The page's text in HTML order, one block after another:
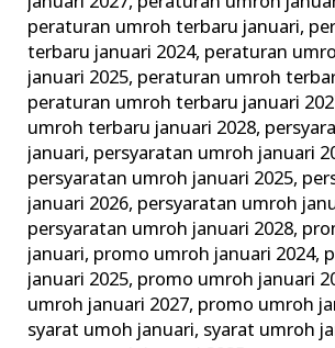
peraturan umroh terbaru januari,
terbaru januari 2024, peraturan
januari 2025, peraturan umroh
peraturan umroh terbaru januari
umroh terbaru januari 2028,
januari, persyaratan umroh januari
persyaratan umroh januari 2025,
januari 2026, persyaratan umroh
persyaratan umroh januari 2028,
januari, promo umroh januari 2024,
januari 2025, promo umroh januari
umroh januari 2027, promo umroh
syarat umoh januari, syarat umroh